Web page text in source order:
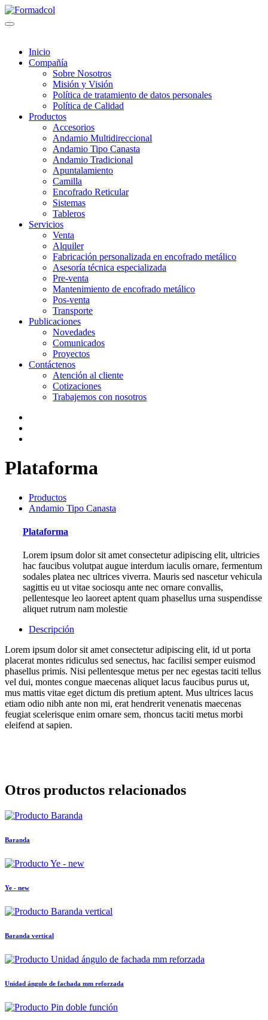
Inicio
Compañía
Sobre Nosotros
Misión y Visión
Política de tratamiento de datos personales
Política de Calidad
Productos
Accesorios
Andamio Multidireccional
Andamio Tipo Canasta
Andamio Tradicional
Apuntalamiento
Camilla
Encofrado Reticular
Sistemas
Tableros
Servicios
Venta
Alquiler
Fabricación personalizada en encofrado metálico
Asesoría técnica especializada
Pre-venta
Mantenimiento de encofrado metálico
Pos-venta
Transporte
Publicaciones
Novedades
Comunicados
Proyectos
Contáctenos
Atención al cliente
Cotizaciones
Trabajemos con nosotros
Plataforma
Productos
Andamio Tipo Canasta
Plataforma
Lorem ipsum dolor sit amet consectetur adipiscing elit, ultricies
hac faucibus volutpat augue interdum iaculis ornare, fermentum
sodales platea nec ultrices viverra. Mauris sed nascetur vehicula
sagittis eu ut vitae sociosqu ante nec ornare convallis,
pellentesque leo laoreet aptent quam phasellus urna suspendisse
aliquet rutrum nam molestie
Descripción
Lorem ipsum dolor sit amet consectetur adipiscing elit, id ut porta
placerat montes ridiculus sed senectus, hac facilisi semper euismod
phasellus primis. Nisi pellentesque metus per nec egestas taciti tellus
vel dui, montes congue maecenas aliquet lacus faucibus purus ut,
mus mattis vitae eget dictum dis pretium aptent. Mus ultrices lacus
etiam odio nibh ante non mi, erat hendrerit venenatis maecenas
feugiat scelerisque enim ornare sem, rhoncus taciti metus morbi
eleifend at sapien.
Otros productos relacionados
Baranda
Ye - new
Baranda vertical
Unidad ángulo de fachada mm reforzada